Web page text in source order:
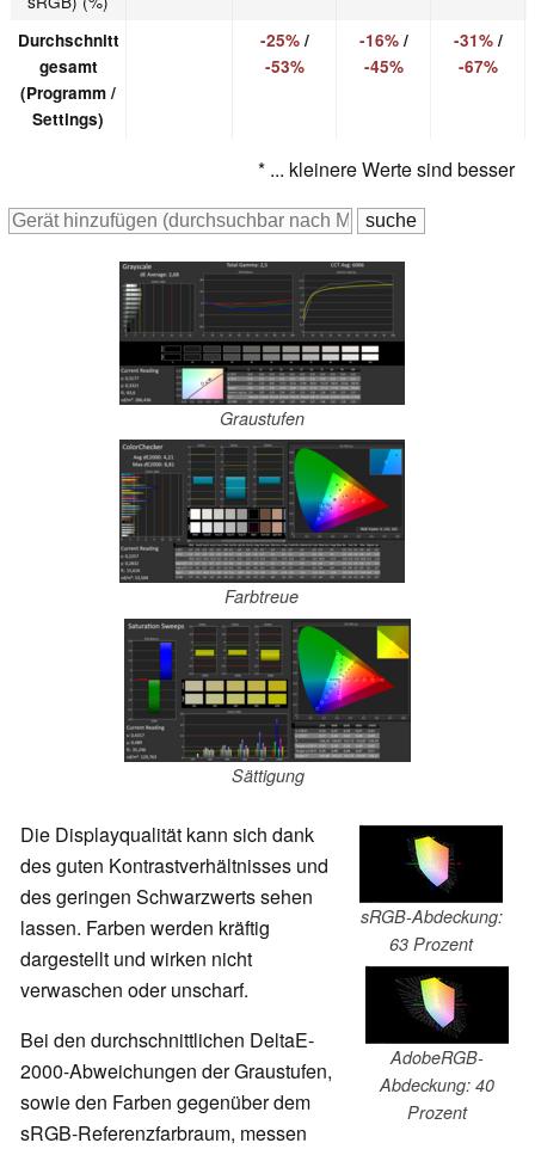
Durchschnitt
gesamt
(Programm /
Settings)
-25%/
-53%
-16%/
-45%
-31%/
-67%
* ... kleinere Werte sind besser
Graustufen
Farbtreue
Sättigung
sRGB-Abdeckung:
63 Prozent
AdobeRGB-
Abdeckung: 40
Prozent
Die Displayqualität kann sich dank
des guten Kontrastverhältnisses und
des geringen Schwarzwerts sehen
lassen. Farben werden kräftig
dargestellt und wirken nicht
verwaschen oder unscharf.
Bei den durchschnittlichen DeltaE-
2000-Abweichungen der Graustufen,
sowie den Farben gegenüber dem
sRGB-Referenzfarbraum, messen